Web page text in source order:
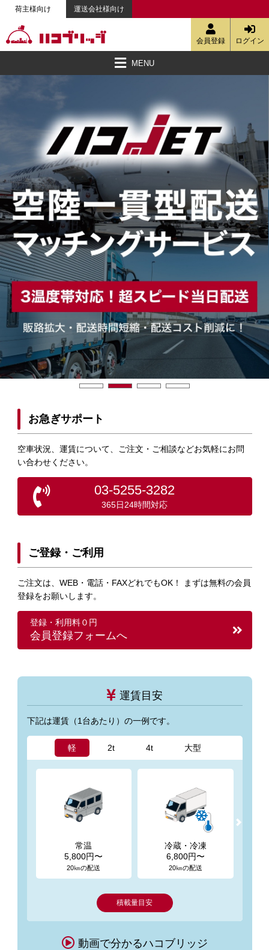
荷主様向け 運送会社様向け
会員登録 ログイン
MENU
お急ぎサポート
空車状況、運賃について、ご注文・ご相談などお気軽にお問
い合わせください。
03-5255-3282
365日24時間対応
ご登録・ご利用
ご注文は、WEB・電話・FAXどれでもOK！ まずは無料の会員
登録をお願いします。
登録・利用料０円
会員登録フォームへ
運賃目安
下記は運賃（1台あたり）の一例です。
軽 2t 4t 大型
常温
5,800円〜
20㎞の配送
冷蔵・冷凍
6,800円〜
20㎞の配送
積載量目安
動画で分かるハコブリッジ